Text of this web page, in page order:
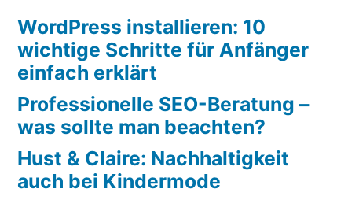
WordPress installieren: 10
wichtige Schritte für Anfänger
einfach erklärt
Professionelle SEO-Beratung –
was sollte man beachten?
Hust & Claire: Nachhaltigkeit
auch bei Kindermode